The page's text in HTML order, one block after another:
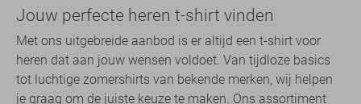
Jouw perfecte heren t-shirt vinden
Met ons uitgebreide aanbod is er altijd een t-shirt voor
heren dat aan jouw wensen voldoet. Van tijdloze basics
tot luchtige zomershirts van bekende merken, wij helpen
je graag om de juiste keuze te maken. Ons assortiment